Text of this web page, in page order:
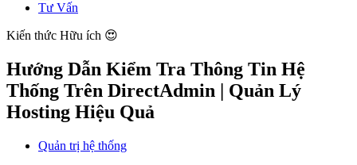
Tư Vấn
Kiến thức Hữu ích 😍
Hướng Dẫn Kiểm Tra Thông Tin Hệ
Thống Trên DirectAdmin | Quản Lý
Hosting Hiệu Quả
Quản trị hệ thống